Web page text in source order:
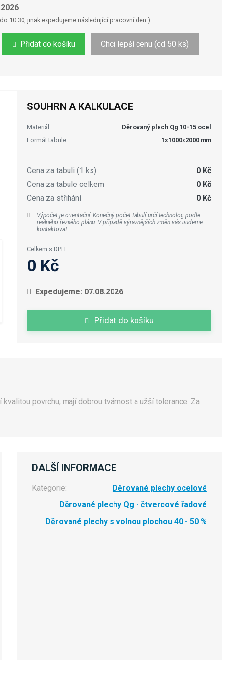
10:30, jinak expedujeme následující pracovní den.)
Přidat do košíku Chci lepší cenu (od 50 ks)
SOUHRN A KALKULACE
Materiál
Děrovaný plech Qg 10-15 ocel
Formát tabule
1x1000x2000 mm
Cena za tabuli (1 ks)
0 Kč
Cena za tabule celkem
0 Kč
Cena za střihání
0 Kč
Výpočet je orientační. Konečný počet tabulí určí technolog podle
reálného řezného plánu. V případě výraznějších změn vás budeme
kontaktovat.
Celkem s DPH
0 Kč
Expedujeme: 07.08.2026
Přidat do košíku
povrchu, mají dobrou tvárnost a užší tolerance. Za
DALŠÍ INFORMACE
Kategorie:
Děrované plechy ocelové
Děrované plechy Qg - čtvercové řadové
Děrované plechy s volnou plochou 40 - 50 %